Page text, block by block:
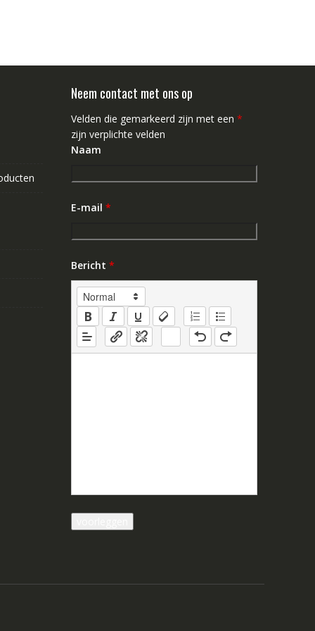
Neem contact met ons op
Velden die gemarkeerd zijn met een *
zijn verplichte velden
Naam
E-mail *
Bericht *